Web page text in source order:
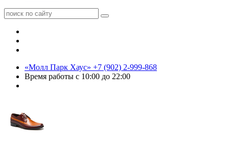
«Молл Парк Хаус» +7 (902) 2-999-868
Время работы с 10:00 до 22:00